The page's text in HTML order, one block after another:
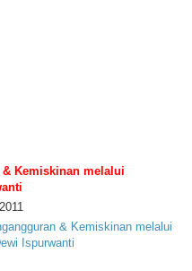
& Kemiskinan melalui
& Kemiskinan melalui
Ispurwanti